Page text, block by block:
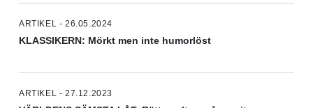
ARTIKEL - 26.05.2024
KLASSIKERN: Mörkt men inte humorlöst
ARTIKEL - 27.12.2023